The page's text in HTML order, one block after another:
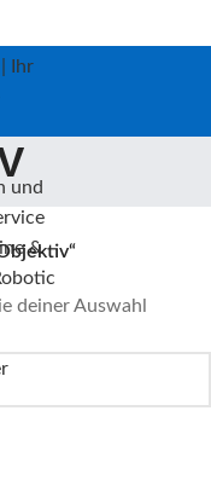
deiner Auswahl